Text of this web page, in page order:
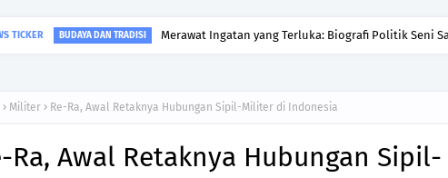
TICKER BUDAYA DAN TRADISI Merawat Ingatan yang Terluka: Biografi Politik Seni
Militer Re-Ra, Awal Retaknya Hubungan Sipil-Militer di Indonesia
Ra, Awal Retaknya Hubungan Sipil-